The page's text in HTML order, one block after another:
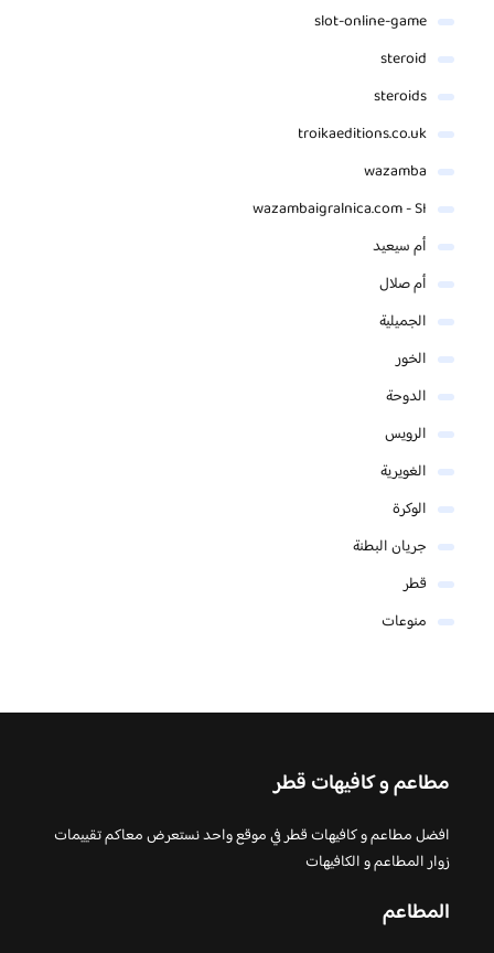
slot-online-game
steroid
steroids
troikaeditions.co.uk
wazamba
wazambaigralnica.com - SI
أم سيعيد
أم صلال
الجميلية
الخور
الدوحة
الرويس
الغويرية
الوكرة
جريان البطنة
قطر
منوعات
مطاعم و كافيهات قطر
افضل مطاعم و كافيهات قطر في موقع واحد نستعرض معاكم تقييمات
زوار المطاعم و الكافيهات
المطاعم